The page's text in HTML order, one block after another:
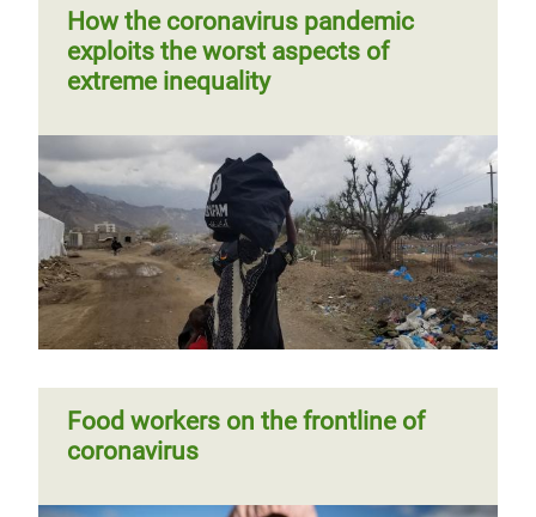
How the coronavirus pandemic
exploits the worst aspects of
extreme inequality
Food workers on the frontline of
coronavirus